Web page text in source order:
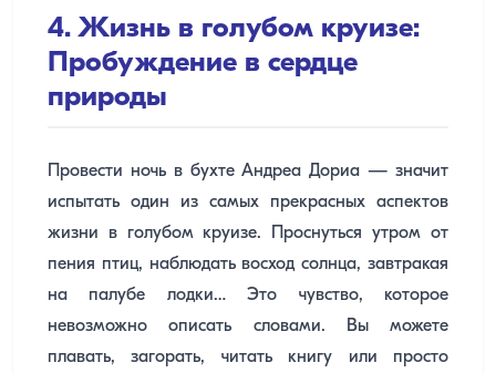
4. Жизнь в голубом круизе:
Пробуждение в сердце
природы
Провести ночь в бухте Андреа Дориа — значит
испытать один из самых прекрасных аспектов
жизни в голубом круизе. Проснуться утром от
пения птиц, наблюдать восход солнца, завтракая
на палубе лодки… Это чувство, которое
невозможно описать словами. Вы можете
плавать, загорать, читать книгу или просто